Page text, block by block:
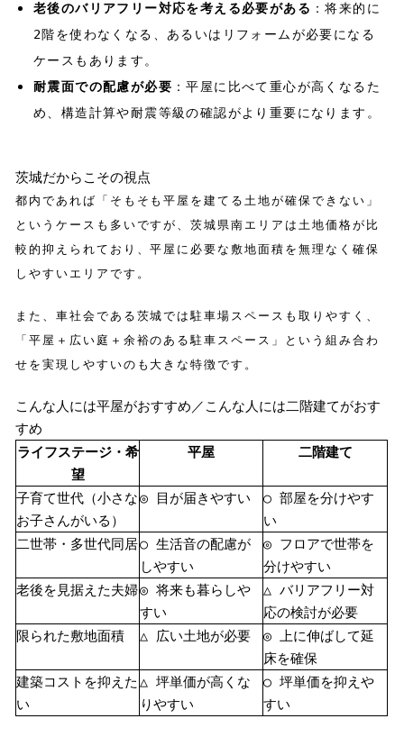
老後のバリアフリー対応を考える必要がある ：将来的に
2階を使わなくなる、あるいはリフォームが必要になる
ケースもあります。
耐震面での配慮が必要 ：平屋に比べて重心が高くなるた
め、構造計算や耐震等級の確認がより重要になります。
茨城だからこその視点
都内であれば「そもそも平屋を建てる土地が確保できない」
というケースも多いですが、茨城県南エリアは土地価格が比
較的抑えられており、平屋に必要な敷地面積を無理なく確保
しやすいエリアです。
また、車社会である茨城では駐車場スペースも取りやすく、
「平屋＋広い庭＋余裕のある駐車スペース」という組み合わ
せを実現しやすいのも大きな特徴です。
こんな人には平屋がおすすめ／こんな人には二階建てがおす
すめ
ライフステージ・希
望
平屋 二階建て
子育て世代（小さな
お子さんがいる）
◎ 目が届きやすい
○ 部屋を分けやす
い
二世帯・多世代同居○ 生活音の配慮が
しやすい
◎ フロアで世帯を
分けやすい
老後を見据えた夫婦◎ 将来も暮らしや
すい
△ バリアフリー対
応の検討が必要
限られた敷地面積
△ 広い土地が必要
◎ 上に伸ばして延
床を確保
建築コストを抑えた
い
△ 坪単価が高くな
りやすい
○ 坪単価を抑えや
すい